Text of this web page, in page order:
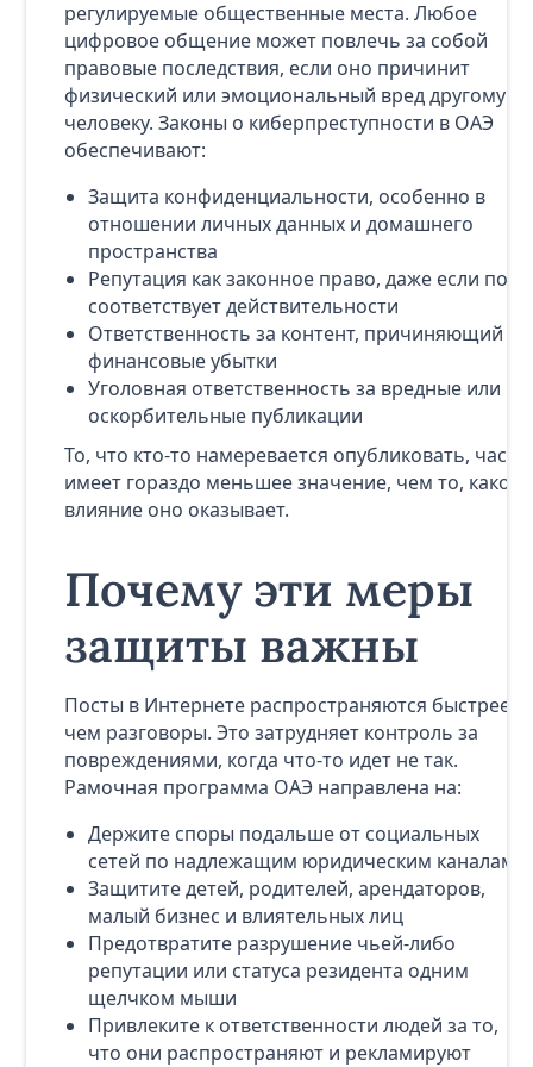
регулируемые общественные места. Любое
цифровое общение может повлечь за собой
правовые последствия, если оно причинит
физический или эмоциональный вред другому
человеку. Законы о киберпреступности в ОАЭ
обеспечивают:
Защита конфиденциальности, особенно в
отношении личных данных и домашнего
пространства
Репутация как законное право, даже если пост
соответствует действительности
Ответственность за контент, причиняющий
финансовые убытки
Уголовная ответственность за вредные или
оскорбительные публикации
То, что кто-то намеревается опубликовать, часто
имеет гораздо меньшее значение, чем то, какое
влияние оно оказывает.
Почему эти меры
защиты важны
Посты в Интернете распространяются быстрее,
чем разговоры. Это затрудняет контроль за
повреждениями, когда что-то идет не так.
Рамочная программа ОАЭ направлена на:
Держите споры подальше от социальных
сетей по надлежащим юридическим каналам
Защитите детей, родителей, арендаторов,
малый бизнес и влиятельных лиц
Предотвратите разрушение чьей-либо
репутации или статуса резидента одним
щелчком мыши
Привлеките к ответственности людей за то,
что они распространяют и рекламируют